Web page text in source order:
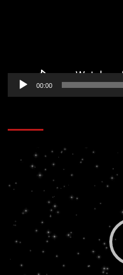
00:00
Reproductor
vídeo